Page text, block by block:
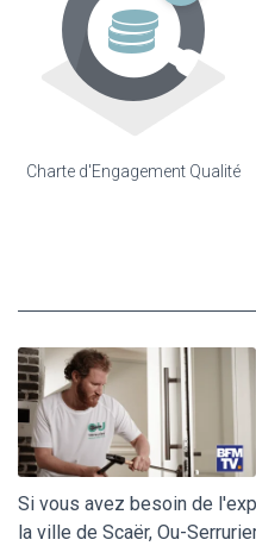
Charte d'Engagement Qualité
Si vous avez besoin de
la ville de Scaër, Ou-